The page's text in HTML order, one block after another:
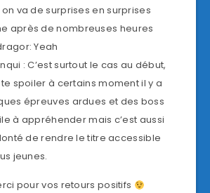
va de surprises en surprises
après de nombreuses heures
Yeah
: C’est surtout le cas au début,
spoiler à certains moment il y a
épreuves ardues et des boss
à appréhender mais c’est aussi
de rendre le titre accessible
jeunes.
pour vos retours positifs